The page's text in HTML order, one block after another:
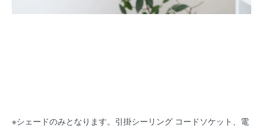
※シェードのみとなります。引掛シーリング コードソケット、電